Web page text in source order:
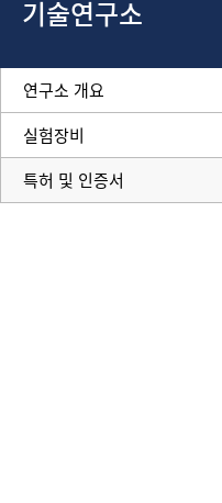
기술연구소
연구소 개요
실험장비
특허 및 인증서